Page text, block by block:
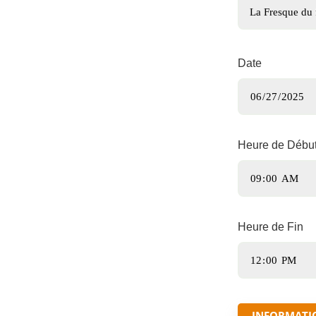
Date
Heure de
Heure de Fin